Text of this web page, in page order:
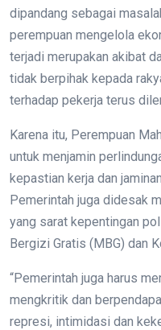
dipandang sebagai
perempuan mengelola
terjadi merupakan akibat
tidak berpihak kepada
terhadap pekerja terus
Karena itu, Perempuan
untuk menjamin
kepastian kerja dan
Pemerintah juga didesak
yang sarat kepentingan
Bergizi Gratis (MBG) dan
“Pemerintah juga harus
mengkritik dan
represi, intimidasi dan